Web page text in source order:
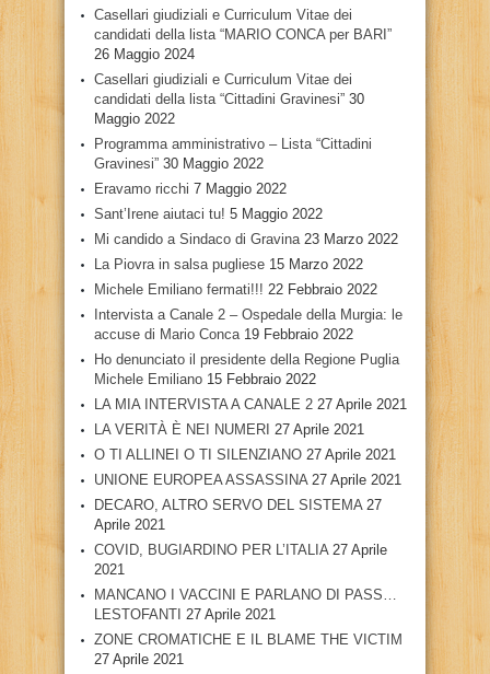
Casellari giudiziali e Curriculum Vitae dei
candidati della lista “MARIO CONCA per BARI”
26 Maggio 2024
Casellari giudiziali e Curriculum Vitae dei
candidati della lista “Cittadini Gravinesi” 30
Maggio 2022
Programma amministrativo – Lista “Cittadini
Gravinesi” 30 Maggio 2022
Eravamo ricchi 7 Maggio 2022
Sant’Irene aiutaci tu! 5 Maggio 2022
Mi candido a Sindaco di Gravina 23 Marzo 2022
La Piovra in salsa pugliese 15 Marzo 2022
Michele Emiliano fermati!!! 22 Febbraio 2022
Intervista a Canale 2 – Ospedale della Murgia: le
accuse di Mario Conca 19 Febbraio 2022
Ho denunciato il presidente della Regione Puglia
Michele Emiliano 15 Febbraio 2022
LA MIA INTERVISTA A CANALE 2 27 Aprile 2021
LA VERITÀ È NEI NUMERI 27 Aprile 2021
O TI ALLINEI O TI SILENZIANO 27 Aprile 2021
UNIONE EUROPEA ASSASSINA 27 Aprile 2021
DECARO, ALTRO SERVO DEL SISTEMA 27
Aprile 2021
COVID, BUGIARDINO PER L’ITALIA 27 Aprile
2021
MANCANO I VACCINI E PARLANO DI PASS…
LESTOFANTI 27 Aprile 2021
ZONE CROMATICHE E IL BLAME THE VICTIM
27 Aprile 2021